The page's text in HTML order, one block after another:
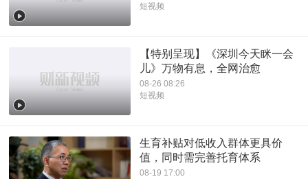
短视频
【特别呈现】《深圳今天眯一会
儿》万物有息，全网治愈
08-26 08:26
短视频
生育补贴对低收入群体更具价
值，同时需完善托育体系
08-19 17:00